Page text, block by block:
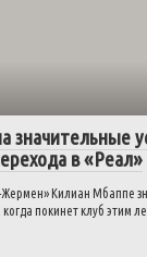
значительные
в «Реал»
Килиан Мбаппе
покинет клуб этим